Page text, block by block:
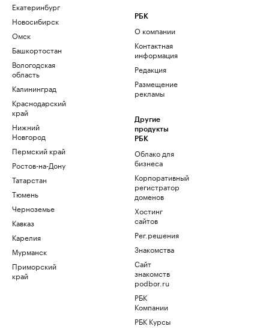
Екатеринбург
Новосибирск
Омск
Башкортостан
Вологодская
область
Калининград
Краснодарский
край
Нижний
Новгород
Пермский край
Ростов-на-Дону
Татарстан
Тюмень
Черноземье
Кавказ
Карелия
Мурманск
Приморский
край
РБК
О компании
Контактная
информация
Редакция
Размещение
рекламы
Другие
продукты
РБК
Облако для
бизнеса
Корпоративный
регистратор
доменов
Хостинг
сайтов
Рег.решения
Знакомства
Сайт
знакомств
podbor.ru
РБК
Компании
РБК Курсы